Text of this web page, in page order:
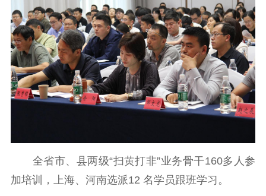
全省市、县两级“扫黄打非”业务骨干160多人参
加培训，上海、河南选派12 名学员跟班学习。